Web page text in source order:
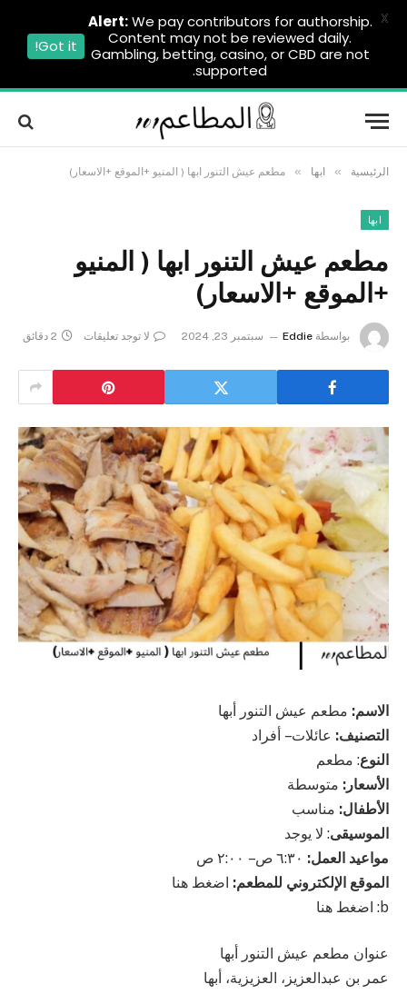
الرئيسية » ابها » مطعم عيش التنور ابها ( المنيو +الموقع +الاسعار)
ابها
مطعم عيش التنور ابها ( المنيو
+الموقع +الاسعار)
بواسطة Eddie سبتمبر 23, 2024 لا توجد تعليقات 2 دقائق
الاسم: مطعم عيش التنور أبها
التصنيف: عائلات – أفراد
النوع: مطعم
الأسعار: متوسطة
الأطفال: مناسب
الموسيقى: لا يوجد
مواعيد العمل:
الموقع الإلكتروني للمطعم: اضغط هنا
b: اضغط هنا
عنوان مطعم عيش التنور أبها
عمر بن عبدالعزيز، العزيزية، أبها
Alert:We pay contributors for authorship.
Content may not be reviewed daily.
Gambling, betting, casino, or CBD are not
supported.
Got it!
X